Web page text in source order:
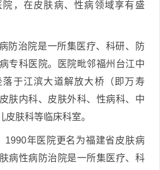
，在皮肤病、性病领域享有盛
防治院是一所集医疗、科研、防
专科医院。医院毗邻福州台江中
于江滨大道解放大桥（即万寿
肤内科、皮肤外科、性病科、中
皮肤科等临床科室。
1990年医院更名为福建省皮肤病
病性病防治院是一所集医疗、科